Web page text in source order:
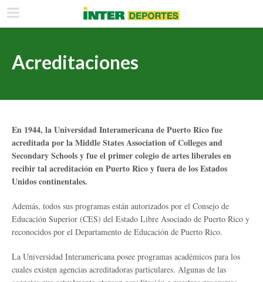
Acreditaciones
En 1944, la Universidad Interamericana de Puerto Rico fue
acreditada por la Middle States Association of Colleges and
Secondary Schools y fue el primer colegio de artes liberales en
recibir tal acreditación en Puerto Rico y fuera de los Estados
Unidos continentales.
Además, todos sus programas están autorizados por el Consejo de
Educación Superior (CES) del Estado Libre Asociado de Puerto Rico y
reconocidos por el Departamento de Educación de Puerto Rico.
La Universidad Interamericana posee programas académicos para los
cuales existen agencias acreditadoras particulares. Algunas de las